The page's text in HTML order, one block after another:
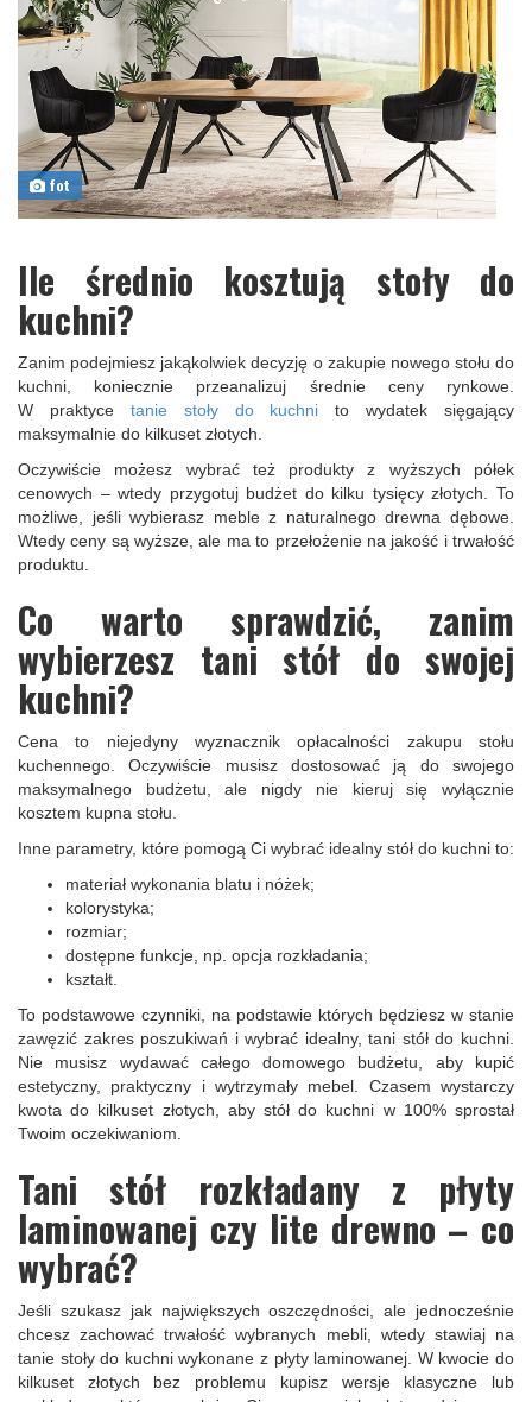
fot
Ile średnio kosztują stoły do
kuchni?
Zanim podejmiesz jakąkolwiek decyzję o zakupie nowego stołu do
kuchni, koniecznie przeanalizuj średnie ceny rynkowe.
W praktyce tanie stoły do kuchni to wydatek sięgający
maksymalnie do kilkuset złotych
Oczywiście możesz wybrać też produkty z wyższych półek
cenowych – wtedy przygotuj budżet do kilku tysięcy złotych. To
możliwe, jeśli wybierasz meble z naturalnego drewna dębowe.
Wtedy ceny są wyższe, ale ma to przełożenie na jakość i trwałość
produktu.
Co warto sprawdzić, zanim
wybierzesz tani stół do swojej
kuchni?
Cena to niejedyny wyznacznik opłacalności zakupu stołu
kuchennego. Oczywiście musisz dostosować ją do swojego
maksymalnego budżetu, ale nigdy nie kieruj się wyłącznie
kosztem kupna stołu.
Inne parametry, które pomogą Ci wybrać idealny stół do kuchni to:
materiał wykonania blatu i nóżek;
kolorystyka;
rozmiar;
dostępne funkcje, np. opcja rozkładania;
kształt.
To podstawowe czynniki, na podstawie których będziesz w stanie
zawęzić zakres poszukiwań i wybrać idealny, tani stół do kuchni.
Nie musisz wydawać całego domowego budżetu, aby kupić
estetyczny, praktyczny i wytrzymały mebel. Czasem wystarczy
kwota do kilkuset złotych, aby stół do kuchni w 100% sprostał
Twoim oczekiwaniom.
Tani stół rozkładany z płyty
laminowanej czy lite drewno – co
wybrać?
Jeśli szukasz jak największych oszczędności, ale jednocześnie
chcesz zachować trwałość wybranych mebli, wtedy stawiaj na
tanie stoły do kuchni wykonane z płyty laminowanej. W kwocie do
kilkuset złotych bez problemu kupisz wersje klasyczne lub